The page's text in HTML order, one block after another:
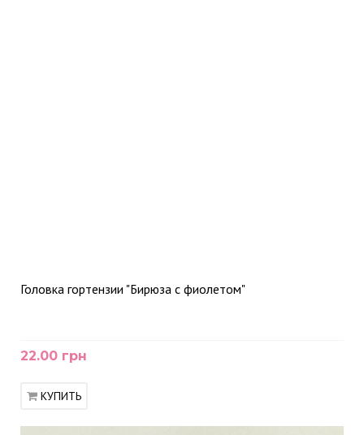
Головка гортензии "Бирюза с фиолетом"
22.00 грн
КУПИТЬ